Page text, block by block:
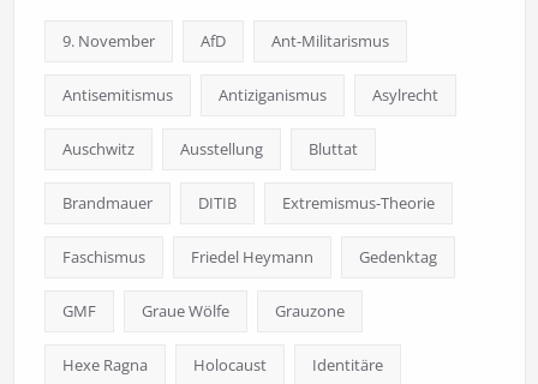
9. November AfD Ant-Militarismus
Antisemitismus Antiziganismus Asylrecht
Auschwitz Ausstellung Bluttat
Brandmauer DITIB Extremismus-Theorie
Faschismus Friedel Heymann Gedenktag
GMF Graue Wölfe Grauzone
Hexe Ragna Holocaust Identitäre